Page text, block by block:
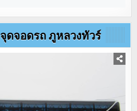
จุดจอดรถ ภูหลวงทัวร์